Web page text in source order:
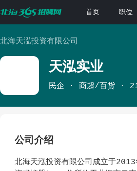
首页 职位
北海天泓投资有限公司
天泓实业
民企 商超/百货
公司介绍
北海天泓投资有限公司成立于